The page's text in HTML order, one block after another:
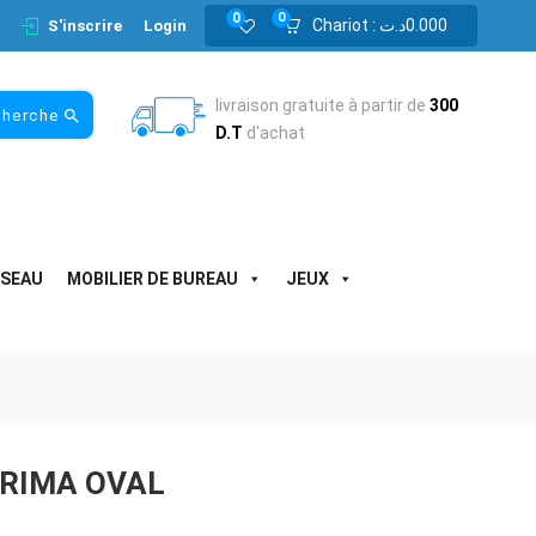
Chariot : 0.000د.ت 0
0
S'inscrire Login
livraison gratuite à partir de 300
D.T d'achat
MOBILIER DE BUREAU JEUX
OVAL